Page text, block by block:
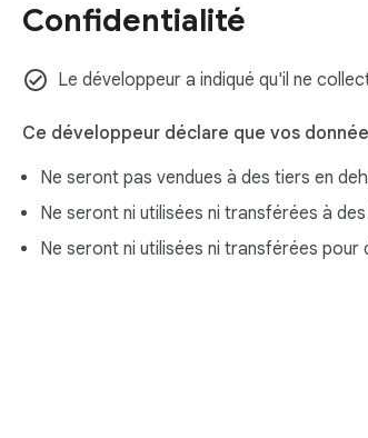
Confidentialité
Le développeur a indiqué qu'il ne
Ce développeur déclare que vos
Ne seront pas vendues à des tiers en
Ne seront ni utilisées ni transférées à
Ne seront ni utilisées ni transférées